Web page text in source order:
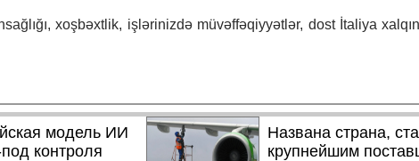
xoşbəxtlik, işlərinizdə müvəffəqiyyətlər, dost İtaliya